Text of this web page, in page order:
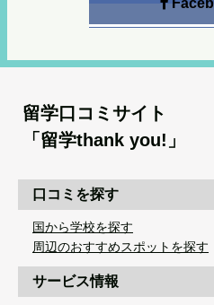
留学口コミサイト
「留学thank you!」
口コミを探す
国から学校を探す
周辺のおすすめスポットを探す
サービス情報